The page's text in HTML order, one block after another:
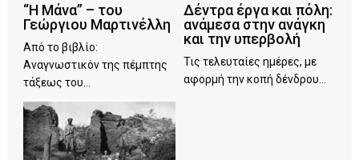
“Η Μάνα” – του
Γεώργιου Μαρτινέλλη
Από το βιβλίο:
Αναγνωστικόν της πέμπτης
τάξεως του...
Δέντρα έργα και πόλη:
ανάμεσα στην ανάγκη
και την υπερβολή
Τις τελευταίες ημέρες, με
αφορμή την κοπή δένδρου...